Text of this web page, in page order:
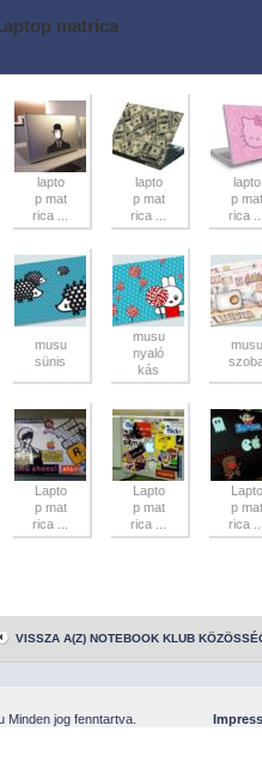
matrica
lapto
p mat
rica ...
lapto
p mat
rica ...
lapto
p mat
rica
musu
sünis
musu
nyaló
kás
musu
Lapto
p mat
rica ...
Lapto
p mat
rica ...
Lapto
p mat
rica
VISSZA A(Z) NOTEBOOK KLUB
jog fenntartva.